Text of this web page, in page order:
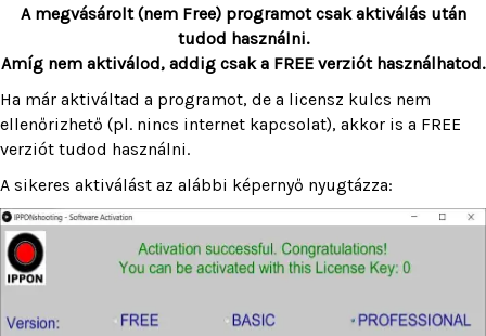
A megvásárolt (nem Free) programot csak aktiválás után
tudod használni.
Amíg nem aktiválod, addig csak a FREE verziót használhatod.
Ha már aktiváltad a programot, de a licensz kulcs nem
ellenőrizhető (pl. nincs internet kapcsolat), akkor is a FREE
verziót tudod használni.
A sikeres aktiválást az alábbi képernyő nyugtázza: